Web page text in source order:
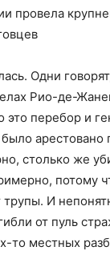
провела
Одни
Рио-де-
это перебор и
арестовано
столько же
потому
трупы. И
от пуль
то местных